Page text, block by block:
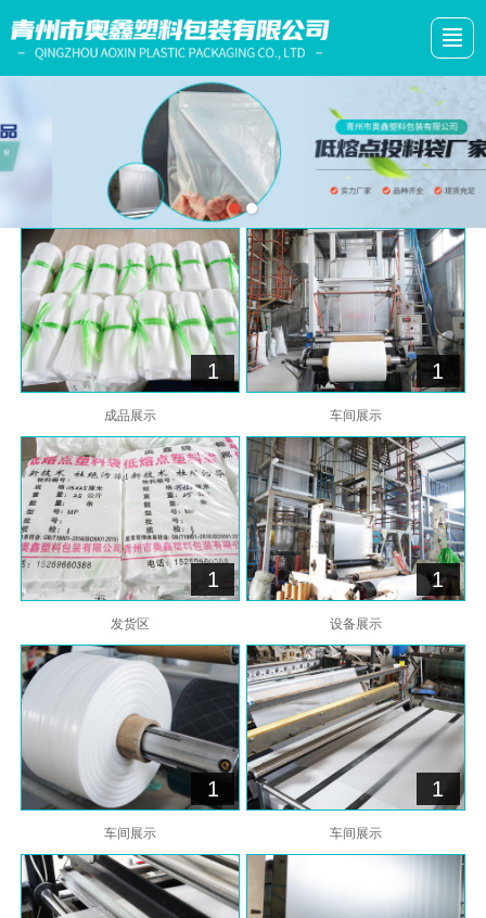
产品展示 新闻动态 LBS
1
成品展示
1
车间展示
1
发货区
1
设备展示
1
车间展示
1
车间展示